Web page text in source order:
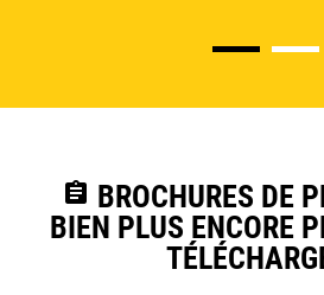
assignment BROCHURES DE
BIEN PLUS ENCORE